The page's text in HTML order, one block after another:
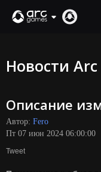
ПОДДЕРЖКА
Вход
Новости Arc
Описание
Автор: Fero
Пт 07 июн 2024 06:00:00
Tweet